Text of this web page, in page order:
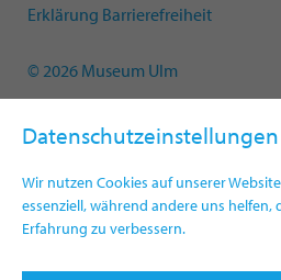
Datenschutzeinstellungen
Wir nutzen Cookies auf unserer
essenziell, während andere uns helfen,
Erfahrung zu verbessern.
Erklärung Barrierefreiheit
© 2026 Museum Ulm